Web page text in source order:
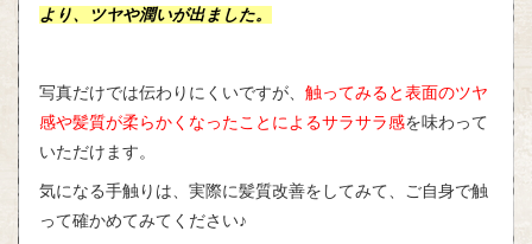
より、ツヤや潤いが出ました。
写真だけでは伝わりにくいですが、 触ってみると表面のツヤ
感や髪質が柔らかくなったことによるサラサラ感を味わって
いただけます。
気になる手触りは、実際に髪質改善をしてみて、ご自身で触
って確かめてみてください♪